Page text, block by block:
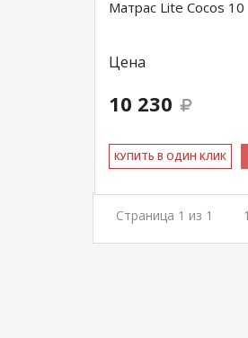
Матрас Lite Cocos 10
Цена
10 230
КУ­ПИТЬ В ОДИН КЛИК
Страница 1 из 1